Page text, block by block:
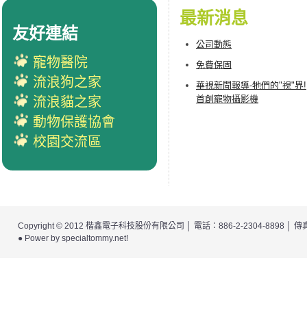
最新消息
公司動態
免費保固
華視新聞報導-牠們的"視"界!
首創寵物攝影機
友好連結
寵物醫院
流浪狗之家
流浪貓之家
動物保護協會
校園交流區
Copyright © 2012 楷鑫電子科技股份有限公司
│ 電話：886-2-2304-8898 │
● Power by specialtommy.net!